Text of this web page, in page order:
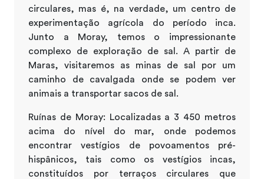
circulares, mas é, na verdade, um centro de
experimentação agrícola do período inca.
Junto a Moray, temos o impressionante
complexo de exploração de sal. A partir de
Maras, visitaremos as minas de sal por um
caminho de cavalgada onde se podem ver
animais a transportar sacos de sal.
Ruínas de Moray: Localizadas a 3 450 metros
acima do nível do mar, onde podemos
encontrar vestígios de povoamentos pré-
hispânicos, tais como os vestígios incas,
constituídos por terraços circulares que